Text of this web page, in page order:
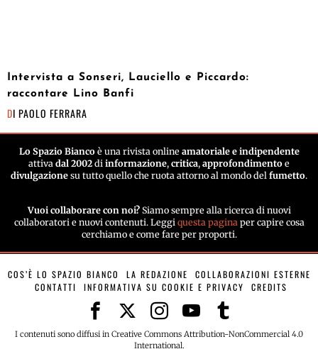
Intervista a Sonseri, Lauciello e Piccardo:
raccontare Lino Banfi
DI PAOLO FERRARA
Lo Spazio Biancoè una rivista online amatoriale e indipendente
attiva dal 2002 di informazione, critica, approfondimento e
divulgazione su tutto quello che ruota attorno al mondo del fumetto.
Vuoi collaborare con noi? Siamo sempre alla ricerca di nuovi
collaboratori e nuovi contenuti. Leggi questa paginaper capire cosa
cerchiamo e come fare per proporti.
COS’È LO SPAZIO BIANCO LA REDAZIONE
COLLABORAZIONI ESTERNE
CONTATTI
INFORMATIVA SU COOKIE E PRIVACY CREDITS
I contenuti sono diffusi in Creative Commons Attribution-NonCommercial 4.0
International.